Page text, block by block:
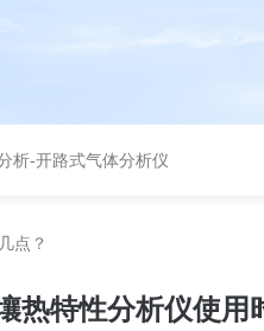
析-开路式气体分析仪
点？
热特性分析仪使用